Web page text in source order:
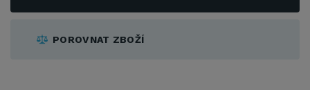
POROVNAT ZBOŽÍ